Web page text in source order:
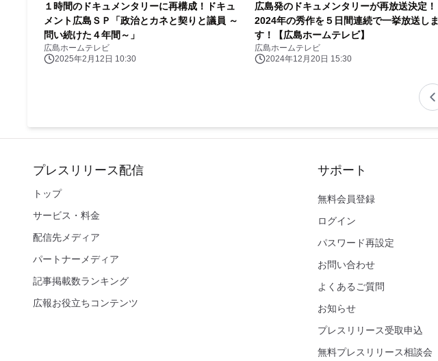
１時間のドキュメンタリーに再構成！ドキュ
メント広島ＳＰ「政治とカネと契りと議員 ～
問い続けた４年間～」
広島ホームテレビ
2025年2月12日 10:30
広島発のドキュメンタリーが再放送決定！
2024年の秀作を５日間連続で一挙放送しま
す！【広島ホームテレビ】
広島ホームテレビ
2024年12月20日 15:30
プレスリリース配信
トップ
サービス・料金
配信先メディア
パートナーメディア
記事掲載数ランキング
広報お役立ちコンテンツ
サポート
無料会員登録
ログイン
パスワード再設定
お問い合わせ
よくあるご質問
お知らせ
プレスリリース受取申込
無料プレスリリース相談会